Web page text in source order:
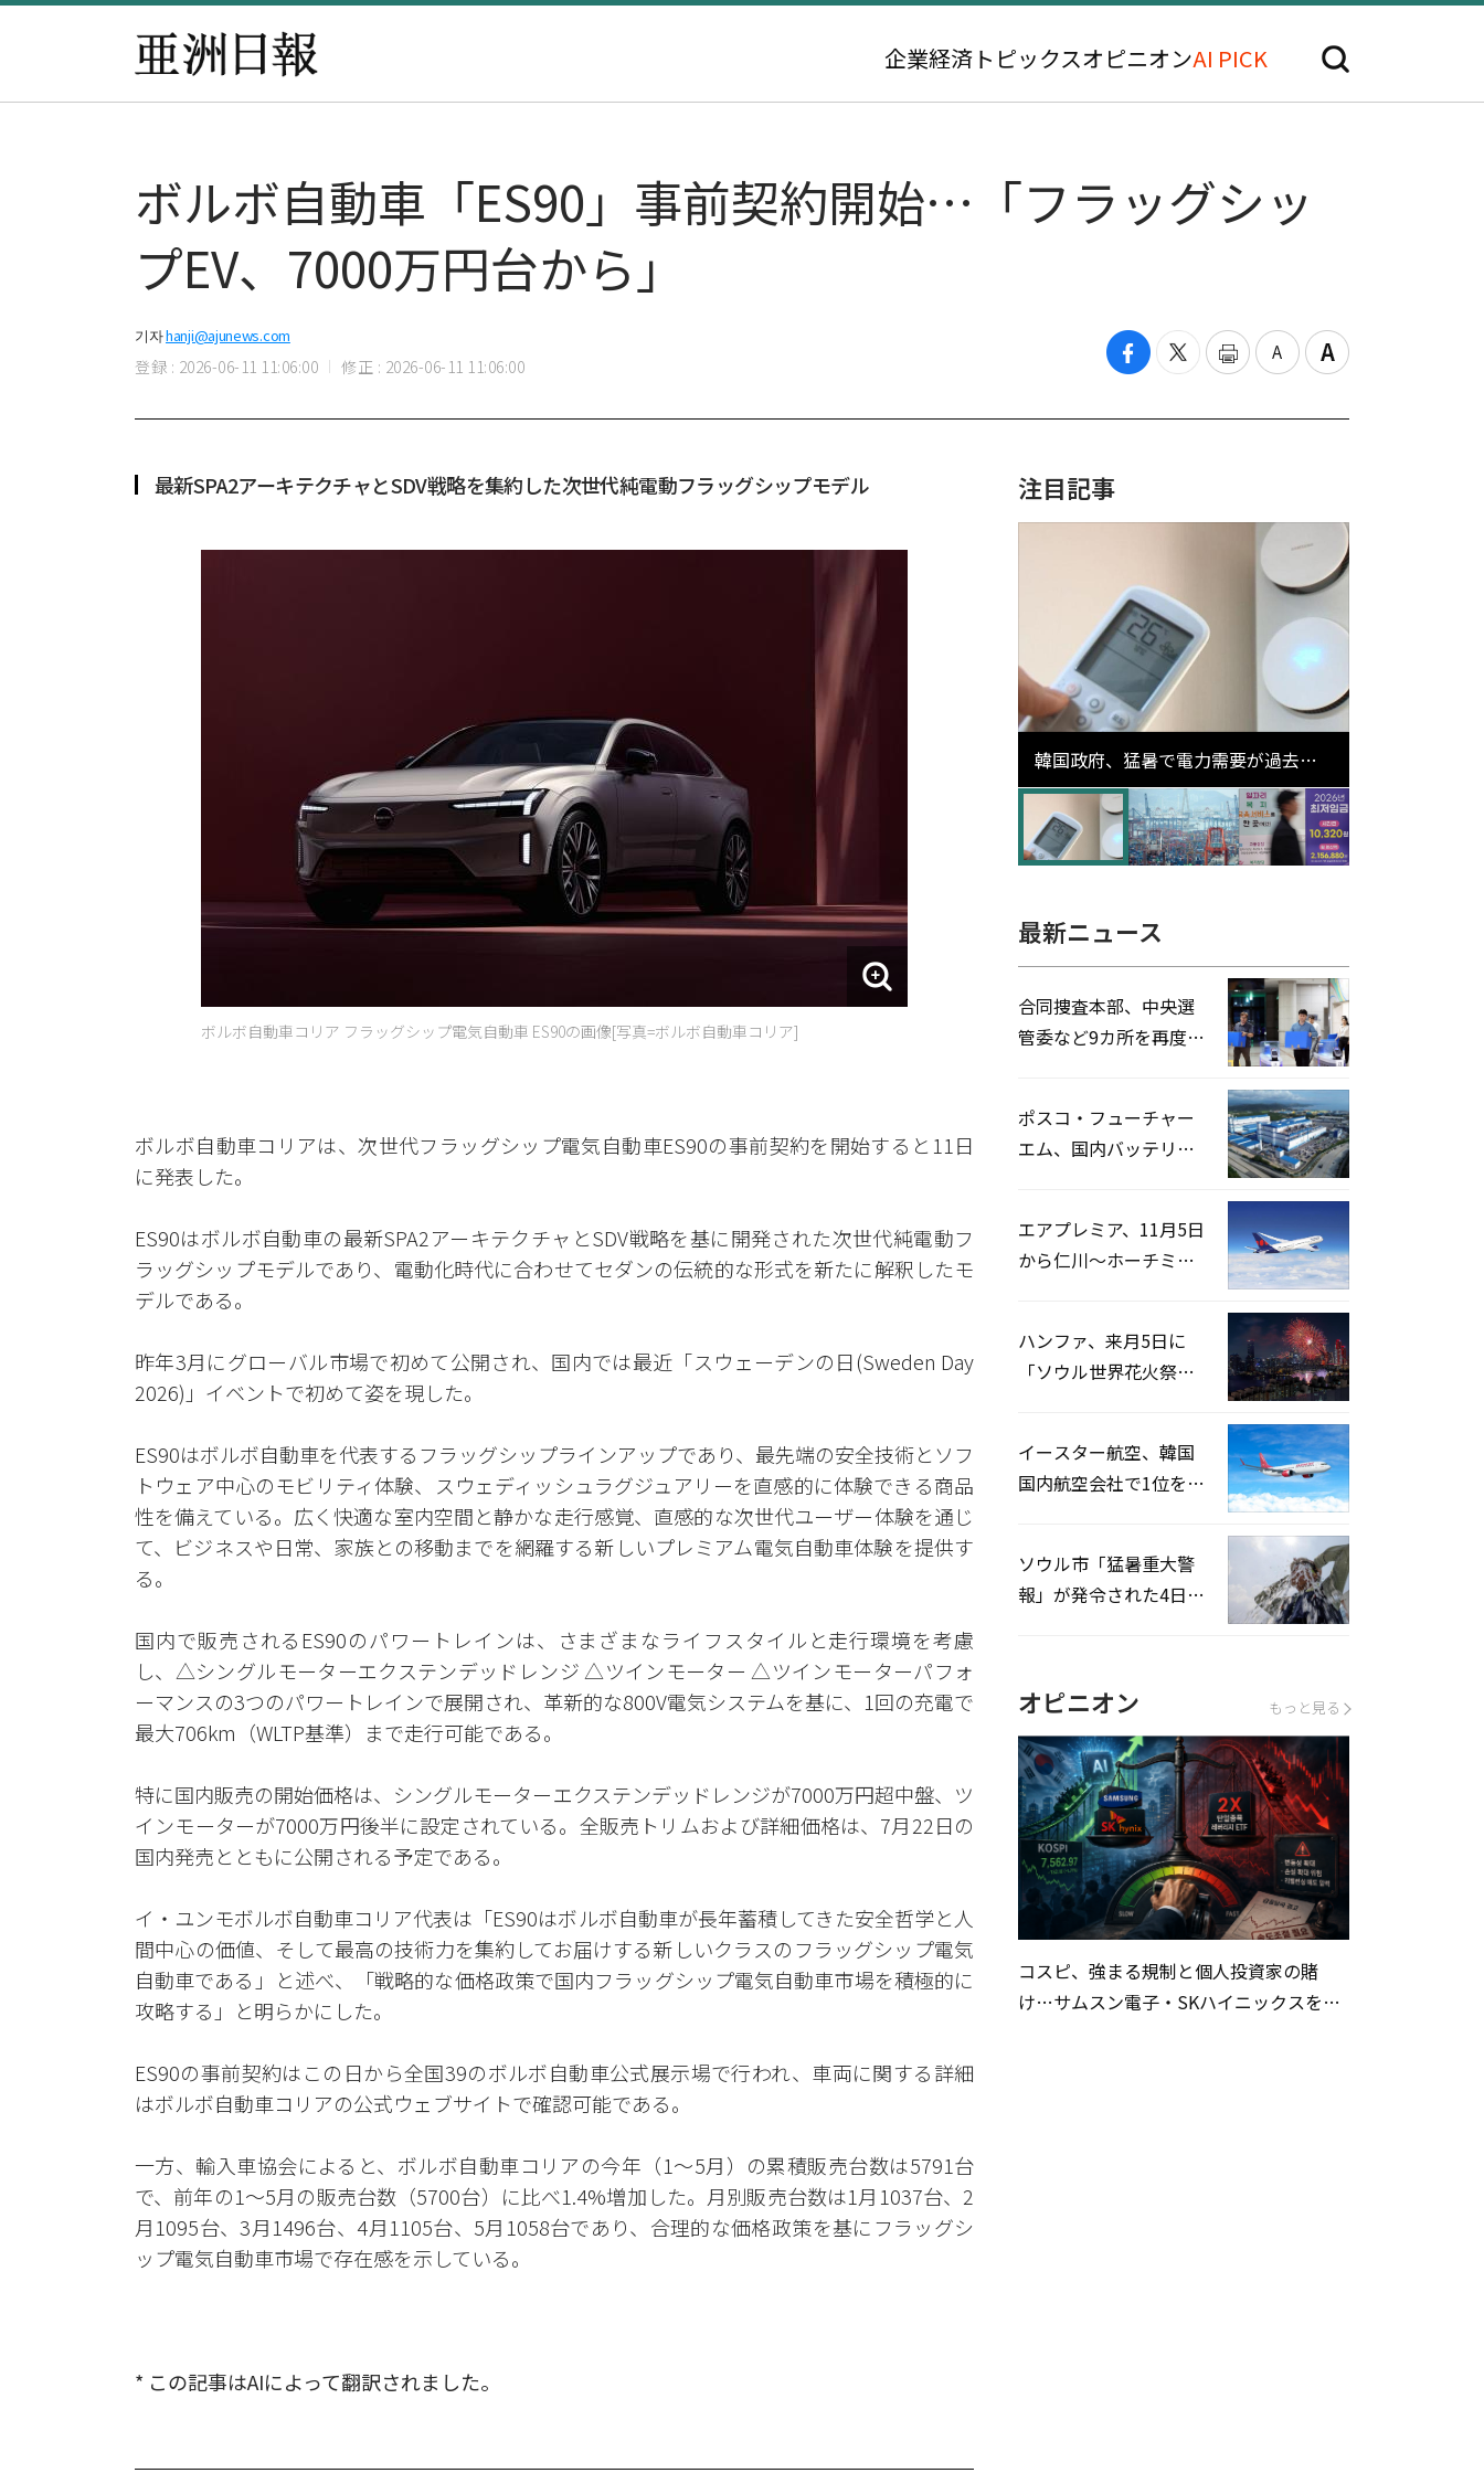
企業経済 トピックスオピニオンAI PICK
ボルボ自動車「ES90」事前契約開始…「フラッグシッ
プEV、7000万円台から」
기자hanji@ajunews.com
登録 : 2026-06-11 11:06:00 修正 : 2026-06-11 11:06:00
最新SPA2アーキテクチャとSDV戦略を集約した次世代純電動フラッグシップモデル
ボルボ自動車コリア フラッグシップ電気自動車 ES90の画像[写真=ボルボ自動車コリア]
ボルボ自動車コリアは、次世代フラッグシップ電気自動車ES90の事前契約を開始すると11日
に発表した。
ES90はボルボ自動車の最新SPA2アーキテクチャとSDV戦略を基に開発された次世代純電動フ
ラッグシップモデルであり、電動化時代に合わせてセダンの伝統的な形式を新たに解釈したモ
デルである。
昨年3月にグローバル市場で初めて公開され、国内では最近「スウェーデンの日(Sweden Day
2026)」イベントで初めて姿を現した。
ES90はボルボ自動車を代表するフラッグシップラインアップであり、最先端の安全技術とソフ
トウェア中心のモビリティ体験、スウェディッシュラグジュアリーを直感的に体験できる商品
性を備えている。広く快適な室内空間と静かな走行感覚、直感的な次世代ユーザー体験を通じ
て、ビジネスや日常、家族との移動までを網羅する新しいプレミアム電気自動車体験を提供す
る。
国内で販売されるES90のパワートレインは、さまざまなライフスタイルと走行環境を考慮
し、△シングルモーターエクステンデッドレンジ △ツインモーター △ツインモーターパフォ
ーマンスの3つのパワートレインで展開され、革新的な800V電気システムを基に、1回の充電で
最大706km（WLTP基準）まで走行可能である。
特に国内販売の開始価格は、シングルモーターエクステンデッドレンジが7000万円超中盤、ツ
インモーターが7000万円後半に設定されている。全販売トリムおよび詳細価格は、7月22日の
国内発売とともに公開される予定である。
イ・ユンモボルボ自動車コリア代表は「ES90はボルボ自動車が長年蓄積してきた安全哲学と人
間中心の価値、そして最高の技術力を集約してお届けする新しいクラスのフラッグシップ電気
自動車である」と述べ、「戦略的な価格政策で国内フラッグシップ電気自動車市場を積極的に
攻略する」と明らかにした。
ES90の事前契約はこの日から全国39のボルボ自動車公式展示場で行われ、車両に関する詳細
はボルボ自動車コリアの公式ウェブサイトで確認可能である。
一方、輸入車協会によると、ボルボ自動車コリアの今年（1〜5月）の累積販売台数は5791台
で、前年の1〜5月の販売台数（5700台）に比べ1.4%増加した。月別販売台数は1月1037台、2
月1095台、3月1496台、4月1105台、5月1058台であり、合理的な価格政策を基にフラッグシ
ップ電気自動車市場で存在感を示している。
* この記事はAIによって翻訳されました。
注目記事
韓国政府、猛暑で電力需要が過去最
高更新の可能性に需給対応体制を点
検
最新ニュース
合同捜査本部、中央選
管委など9カ所を再度家
ポスコ・フューチャー
エム、国内バッテリー
エアプレミア、11月5日
から仁川〜ホーチミン
ハンファ、来月5日に
「ソウル世界花火祭り
イースター航空、韓国
国内航空会社で1位を記
ソウル市「猛暑重大警
報」が発令された4日、
オピニオン もっと見る
コスピ、強まる規制と個人投資家の賭
け…サムスン電子・SKハイニックスを巡